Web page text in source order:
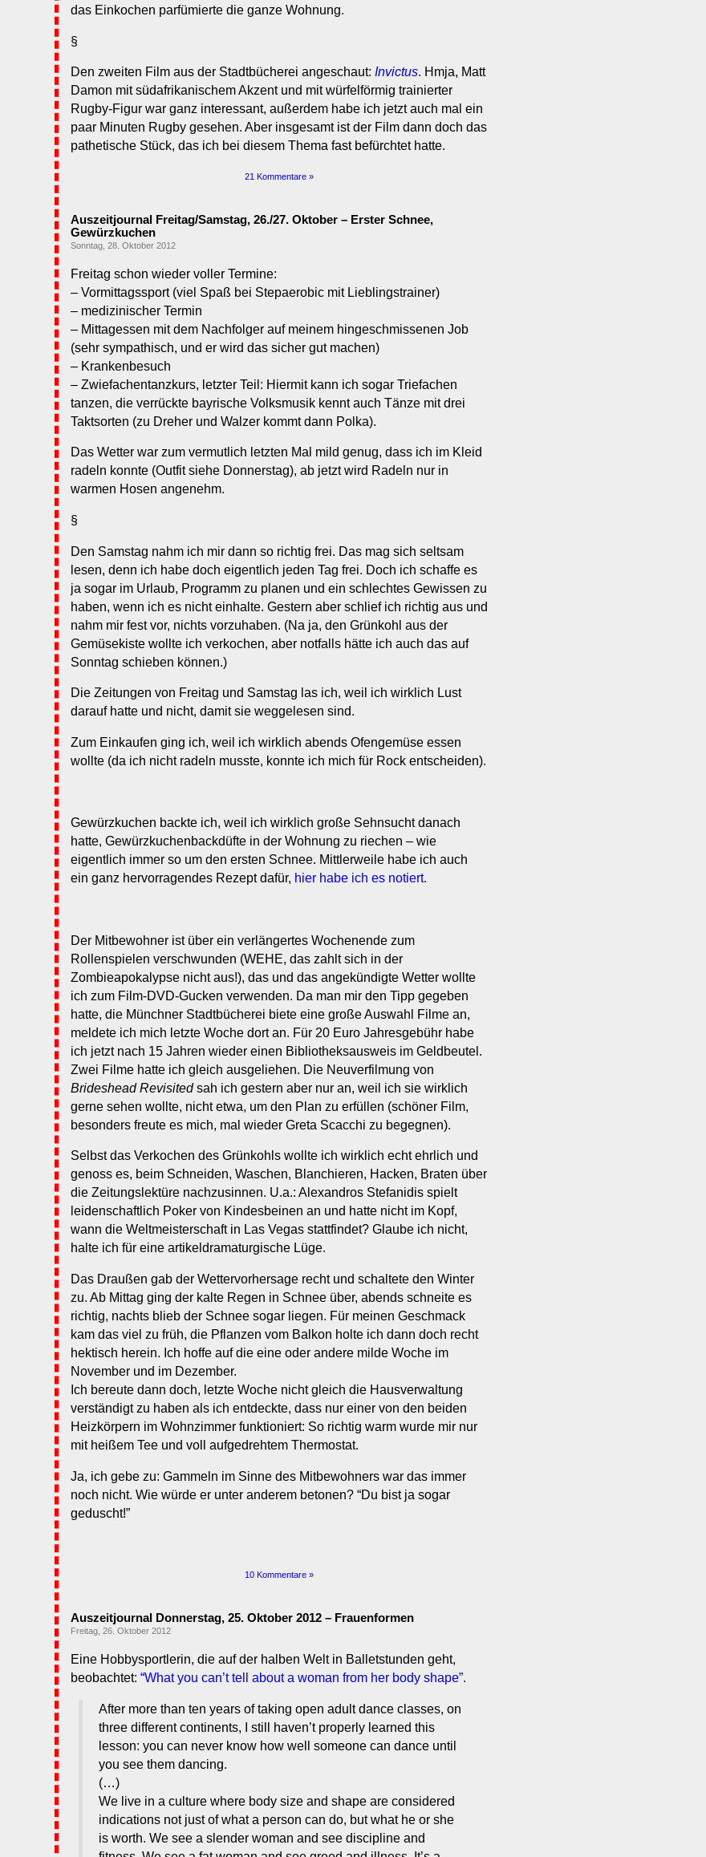
das Einkochen parfümierte die ganze Wohnung.
§
Den zweiten Film aus der Stadtbücherei angeschaut: Invictus. Hmja, Matt
Damon mit südafrikanischem Akzent und mit würfelförmig trainierter
Rugby-Figur war ganz interessant, außerdem habe ich jetzt auch mal ein
paar Minuten Rugby gesehen. Aber insgesamt ist der Film dann doch das
pathetische Stück, das ich bei diesem Thema fast befürchtet hatte.
21 Kommentare »
Auszeitjournal Freitag/Samstag, 26./27. Oktober – Erster Schnee,
Gewürzkuchen
Sonntag, 28. Oktober 2012
Freitag schon wieder voller Termine:
– Vormittagssport (viel Spaß bei Stepaerobic mit Lieblingstrainer)
– medizinischer Termin
– Mittagessen mit dem Nachfolger auf meinem hingeschmissenen Job
(sehr sympathisch, und er wird das sicher gut machen)
– Krankenbesuch
– Zwiefachentanzkurs, letzter Teil: Hiermit kann ich sogar Triefachen
tanzen, die verrückte bayrische Volksmusik kennt auch Tänze mit drei
Taktsorten (zu Dreher und Walzer kommt dann Polka).
Das Wetter war zum vermutlich letzten Mal mild genug, dass ich im Kleid
radeln konnte (Outfit siehe Donnerstag), ab jetzt wird Radeln nur in
warmen Hosen angenehm.
§
Den Samstag nahm ich mir dann so richtig frei. Das mag sich seltsam
lesen, denn ich habe doch eigentlich jeden Tag frei. Doch ich schaffe es
ja sogar im Urlaub, Programm zu planen und ein schlechtes Gewissen zu
haben, wenn ich es nicht einhalte. Gestern aber schlief ich richtig aus und
nahm mir fest vor, nichts vorzuhaben. (Na ja, den Grünkohl aus der
Gemüsekiste wollte ich verkochen, aber notfalls hätte ich auch das auf
Sonntag schieben können.)
Die Zeitungen von Freitag und Samstag las ich, weil ich wirklich Lust
darauf hatte und nicht, damit sie weggelesen sind.
Zum Einkaufen ging ich, weil ich wirklich abends Ofengemüse essen
wollte (da ich nicht radeln musste, konnte ich mich für Rock entscheiden).
Gewürzkuchen backte ich, weil ich wirklich große Sehnsucht danach
hatte, Gewürzkuchenbackdüfte in der Wohnung zu riechen – wie
eigentlich immer so um den ersten Schnee. Mittlerweile habe ich auch
ein ganz hervorragendes Rezept dafür, hier habe ich es notiert.
Der Mitbewohner ist über ein verlängertes Wochenende zum
Rollenspielen verschwunden (WEHE, das zahlt sich in der
Zombieapokalypse nicht aus!), das und das angekündigte Wetter wollte
ich zum Film-DVD-Gucken verwenden. Da man mir den Tipp gegeben
hatte, die Münchner Stadtbücherei biete eine große Auswahl Filme an,
meldete ich mich letzte Woche dort an. Für 20 Euro Jahresgebühr habe
ich jetzt nach 15 Jahren wieder einen Bibliotheksausweis im Geldbeutel.
Zwei Filme hatte ich gleich ausgeliehen. Die Neuverfilmung von
Brideshead Revisitedsah ich gestern aber nur an, weil ich sie wirklich
gerne sehen wollte, nicht etwa, um den Plan zu erfüllen (schöner Film,
besonders freute es mich, mal wieder Greta Scacchi zu begegnen).
Selbst das Verkochen des Grünkohls wollte ich wirklich echt ehrlich und
genoss es, beim Schneiden, Waschen, Blanchieren, Hacken, Braten über
die Zeitungslektüre nachzusinnen. U.a.: Alexandros Stefanidis spielt
leidenschaftlich Poker von Kindesbeinen an und hatte nicht im Kopf,
wann die Weltmeisterschaft in Las Vegas stattfindet? Glaube ich nicht,
halte ich für eine artikeldramaturgische Lüge.
Das Draußen gab der Wettervorhersage recht und schaltete den Winter
zu. Ab Mittag ging der kalte Regen in Schnee über, abends schneite es
richtig, nachts blieb der Schnee sogar liegen. Für meinen Geschmack
kam das viel zu früh, die Pflanzen vom Balkon holte ich dann doch recht
hektisch herein. Ich hoffe auf die eine oder andere milde Woche im
November und im Dezember.
Ich bereute dann doch, letzte Woche nicht gleich die Hausverwaltung
verständigt zu haben als ich entdeckte, dass nur einer von den beiden
Heizkörpern im Wohnzimmer funktioniert: So richtig warm wurde mir nur
mit heißem Tee und voll aufgedrehtem Thermostat.
Ja, ich gebe zu: Gammeln im Sinne des Mitbewohners war das immer
noch nicht. Wie würde er unter anderem betonen? “Du bist ja sogar
geduscht!”
10 Kommentare »
Auszeitjournal Donnerstag, 25. Oktober 2012 – Frauenformen
Freitag, 26. Oktober 2012
Eine Hobbysportlerin, die auf der halben Welt in Balletstunden geht,
beobachtet: “What you can’t tell about a woman from her body shape”.
After more than ten years of taking open adult dance classes, on
three different continents, I still haven’t properly learned this
lesson: you can never know how well someone can dance until
you see them dancing.
(…)
We live in a culture where body size and shape are considered
indications not just of what a person can do, but what he or she
is worth. We see a slender woman and see discipline and